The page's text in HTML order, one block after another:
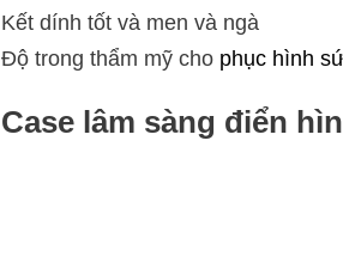
Kết dính tốt và men và ngà
Độ trong thẩm mỹ cho phục hình
Case lâm sàng điển